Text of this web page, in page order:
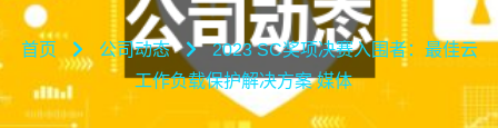
首页 公司动态
2023 SC奖项决赛入围者：最佳云
工作负载保护解决方案 媒体